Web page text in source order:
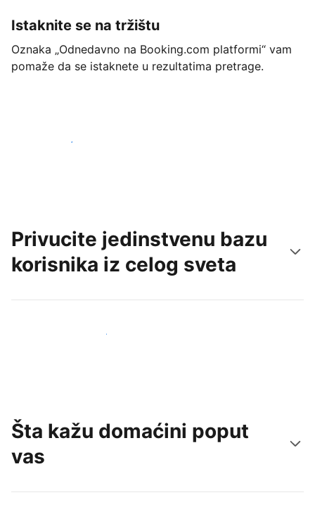
Istaknite se na tržištu
Oznaka „Odnedavno na Booking.com platformi“ vam
pomaže da se istaknete u rezultatima pretrage.
Počnite već danas
Privucite jedinstvenu bazu
korisnika iz celog sveta
Privucite nove goste već danas
Šta kažu domaćini poput
vas